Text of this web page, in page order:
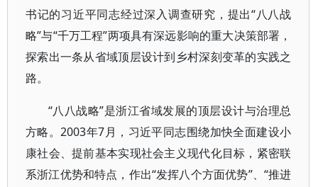
书记的习近平同志经过深入调查研究，提出“八八战
略”与“千万工程”两项具有深远影响的重大决策部署，
探索出一条从省域顶层设计到乡村深刻变革的实践之
路。
“八八战略”是浙江省域发展的顶层设计与治理总
方略。2003年7月，习近平同志围绕加快全面建设小
康社会、提前基本实现社会主义现代化目标，紧密联
系浙江优势和特点，作出“发挥八个方面优势”、“推进